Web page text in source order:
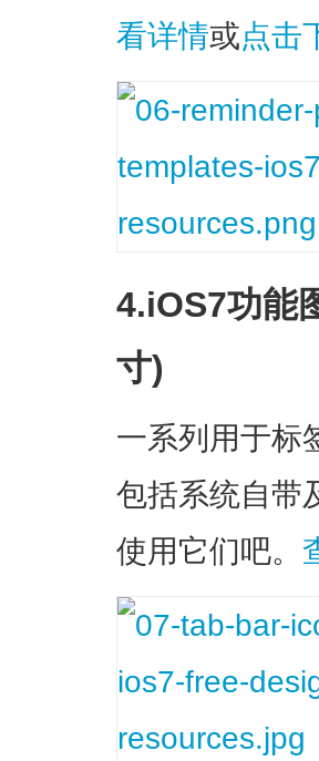
看详情或点击
4.iOS7功能
寸)
一系列用于标
包括系统自带
使用它们吧。